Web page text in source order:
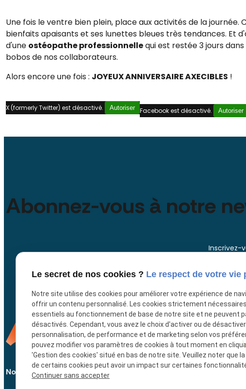
Une fois le ventre bien plein, place aux activités de la journée.
bienfaits apaisants et ses lunettes bleues très tendances. Et
d'une ostéopathe professionnellequi est restée 3 jours
bobos de nos collaborateurs.
Alors encore une fois : JOYEUX ANNIVERSAIRE AXECIBLES !
X (formerly Twitter) est désactivé. Autoriser Facebook est désactivé. Autoriser
Abonnez-vous à notre
Inscrivez-
Nous contacter Nos
Le secret de nos cookies ? Le respect de votre vie
Notre site utilise des cookies pour améliorer votre expérience de
offrir un contenu personnalisé. Les cookies strictement
essentiels au fonctionnement de base de notre site et ne peuvent
désactivés. Cependant, vous avez le choix d'activer ou de
personnalisation, de performance et de marketing selon vos
pouvez modifier vos paramètres de cookies à tout moment en
'Gestion des cookies' situé en bas de notre site. Veuillez noter que
de certains cookies peut avoir un impact sur certaines
Continuer sans accepter